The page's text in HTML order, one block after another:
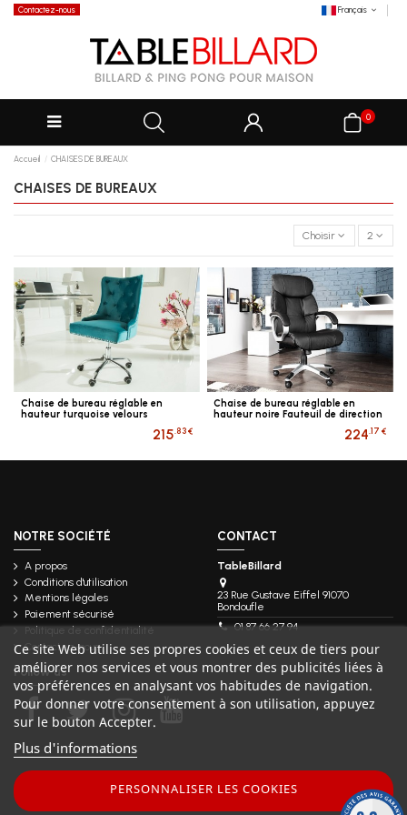
Contactez-nous Français
0
Accueil CHAISES DE BUREAUX
CHAISES DE BUREAUX
Choisir 2
Chaise de bureau réglable en
hauteur turquoise velours
215.83 €
Chaise de bureau réglable en
hauteur noire Fauteuil de direction
224.17 €
NOTRE SOCIÉTÉ
A propos
Conditions d'utilisation
Mentions légales
Paiement sécurisé
Politique de confidentialité
Contactez-nous
CONTACT
TableBillard
23 Rue Gustave Eiffel 91070
Bondoufle
01 87 66 27 94
Ce site Web utilise ses propres cookies et ceux de tiers pour
améliorer nos services et vous montrer des publicités liées à
vos préférences en analysant vos habitudes de navigation.
Pour donner votre consentement à son utilisation, appuyez
sur le bouton Accepter.
Plus d'informations
PERSONNALISER LES COOKIES
Follow us